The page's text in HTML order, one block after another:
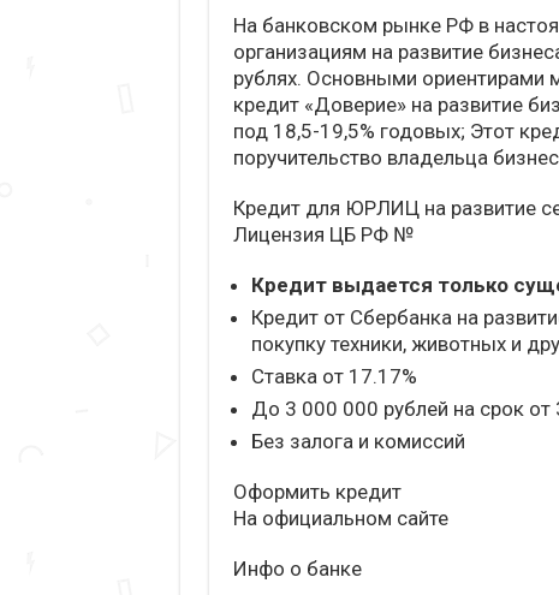
На банковском рынке РФ в
организациям на развитие
рублях. Основными ориентирами
кредит «Доверие» на развитие
под 18,5-19,5% годовых; Этот
поручительство владельца
Кредит для ЮРЛИЦ на развитие
Лицензия ЦБ РФ №
Кредит выдается только
Кредит от Сбербанка на
покупку техники, животных и
Ставка от 17.17%
До 3 000 000 рублей на срок
Без залога и комиссий
Оформить кредит
На официальном сайте
Инфо о банке